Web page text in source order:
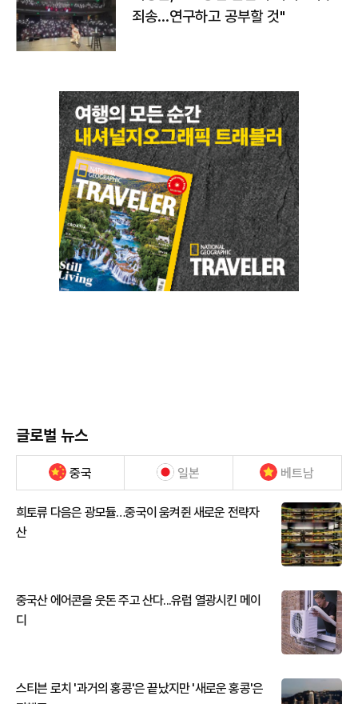
죄송…연구하고 공부할 것"
글로벌 뉴스
중국 일본 베트남
희토류 다음은 광모듈…중국이 움켜쥔 새로운 전략자
산
중국산 에어콘을 웃돈 주고 산다...유럽 열광시킨 메이
디
스티븐 로치 '과거의 홍콩'은 끝났지만 '새로운 홍콩'은